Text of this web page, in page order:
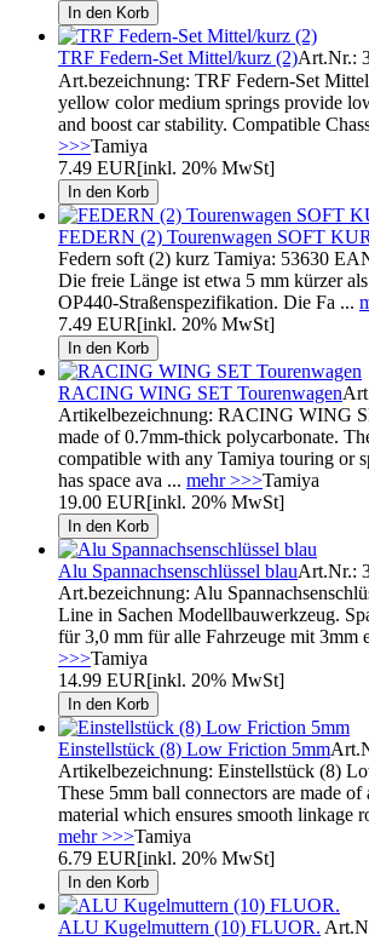
TRF Federn-Set Mittel/kurz (2)Art.Nr.:
Art.bezeichnung: TRF Federn-Set
yellow color medium springs provide
and boost car stability. Compatible
>>>Tamiya
7.49 EUR[inkl. 20% MwSt]
FEDERN (2) Tourenwagen SOFT
Federn soft (2) kurz Tamiya: 53630
Die freie Länge ist etwa 5 mm kürzer
OP440-Straßenspezifikation. Die Fa ...
7.49 EUR[inkl. 20% MwSt]
RACING WING SET Tourenwagen
Artikelbezeichnung: RACING WING
made of 0.7mm-thick polycarbonate.
compatible with any Tamiya touring or
has space ava ... mehr >>>Tamiya
19.00 EUR[inkl. 20% MwSt]
Alu Spannachsenschlüssel blauArt.Nr.:
Art.bezeichnung: Alu
Line in Sachen Modellbauwerkzeug.
für 3,0 mm für alle Fahrzeuge mit 3mm
>>>Tamiya
14.99 EUR[inkl. 20% MwSt]
Einstellstück (8) Low Friction 5mm
Artikelbezeichnung: Einstellstück (8)
These 5mm ball connectors are made
material which ensures smooth linkage
mehr >>>Tamiya
6.79 EUR[inkl. 20% MwSt]
ALU Kugelmuttern (10) FLUOR.